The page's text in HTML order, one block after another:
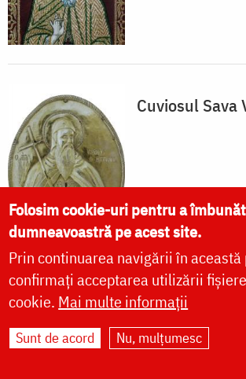
Cuviosul Sava
FOTOGRAFII
vezi mai multe »
Folosim cookie-uri pentru a
dumneavoastră pe acest site.
Prin continuarea navigării în această
confirmați acceptarea utilizării
cookie. Mai multe informații
Sunt de acord Nu, mulțumesc